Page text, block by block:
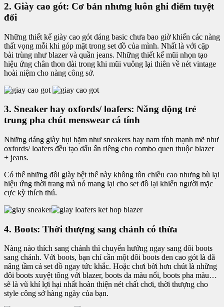
2. Giày cao gót: Cơ bản nhưng luôn ghi điểm tuyệt
đối
Những thiết kế giày cao gót dáng basic chưa bao giờ khiến các nàng
thất vọng mỗi khi góp mặt trong set đồ của mình. Nhất là với cặp
bài trùng như blazer và quần jeans. Những thiết kế mũi nhọn tạo
hiệu ứng chân thon dài trong khi mũi vuông lại thiên về nét vintage
hoài niệm cho nàng công sở.
3. Sneaker hay oxfords/ loafers: Năng động trẻ
trung pha chút menswear cá tính
Những dáng giày bụi bặm như sneakers hay nam tính mạnh mẽ như
oxfords/ loafers đều tạo dấu ấn riêng cho combo quen thuộc blazer
+ jeans.
Có thể những đôi giày bệt thế này không tôn chiều cao nhưng bù lại
hiệu ứng thời trang mà nó mang lại cho set đồ lại khiến người mặc
cực kỳ thích thú.
4. Boots: Thời thượng sang chảnh có thừa
Nàng nào thích sang chảnh thì chuyển hướng ngay sang đôi boots
sang chảnh. Với boots, bạn chỉ cần một đôi boots đen cao gót là đã
nâng tầm cả set đồ ngay tức khắc. Hoặc chơi bời hơn chút là những
đôi boots xuyệt tông với blazer, boots da màu nổi, boots pha màu…
sẽ là vũ khí lợi hại nhất hoàn thiện nét chất chơi, thời thượng cho
style công sở hàng ngày của bạn.